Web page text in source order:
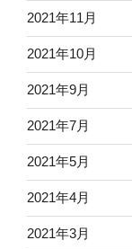
2021年11月
2021年10月
2021年9月
2021年7月
2021年5月
2021年4月
2021年3月